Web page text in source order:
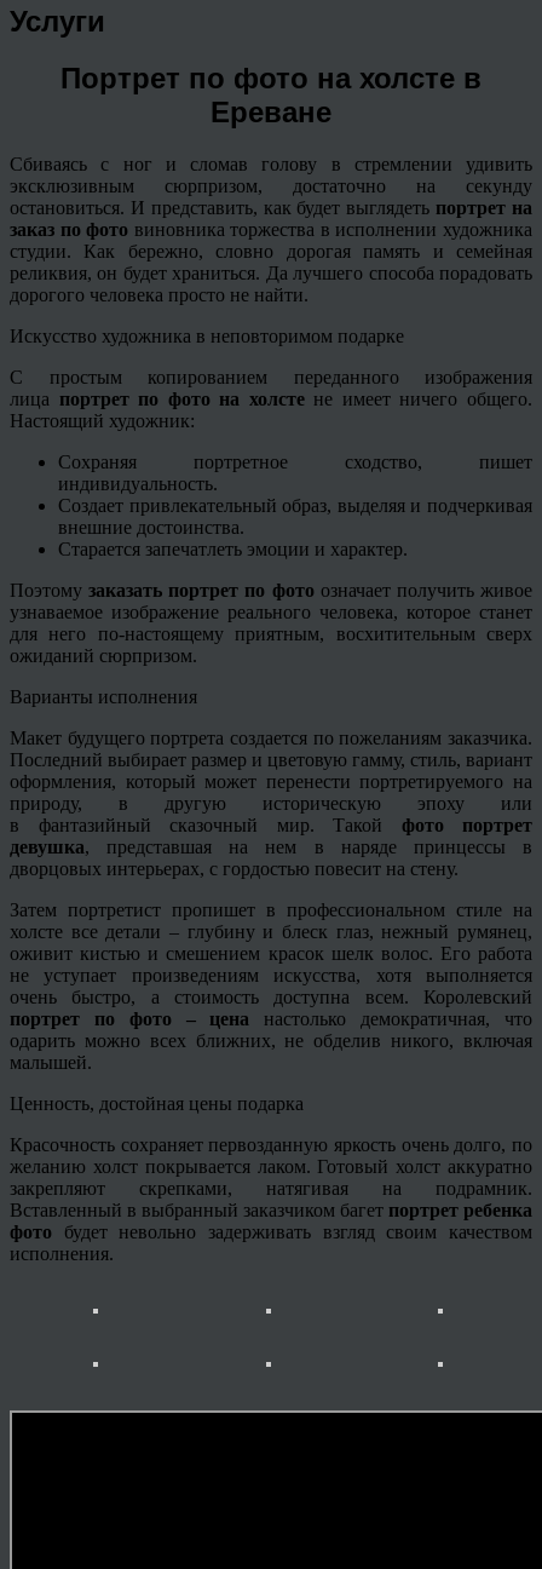
Услуги
Портрет по фото на холсте в
Ереване
Сбиваясь с ног и сломав голову в стремлении удивить
эксклюзивным сюрпризом, достаточно на секунду
остановиться. И представить, как будет выглядеть портрет на
заказ по фото виновника торжества в исполнении художника
студии. Как бережно, словно дорогая память и семейная
реликвия, он будет храниться. Да лучшего способа порадовать
дорогого человека просто не найти.
Искусство художника в неповторимом подарке
С простым копированием переданного изображения
лица портрет по фото на холстене имеет ничего общего.
Настоящий художник:
Сохраняя портретное сходство, пишет
индивидуальность.
Создает привлекательный образ, выделяя и подчеркивая
внешние достоинства.
Старается запечатлеть эмоции и характер.
Поэтомузаказать портрет по фотоозначает получить живое
узнаваемое изображение реального человека, которое станет
для него по-настоящему приятным, восхитительным сверх
ожиданий сюрпризом.
Варианты исполнения
Макет будущего портрета создается по пожеланиям заказчика.
Последний выбирает размер и цветовую гамму, стиль, вариант
оформления, который может перенести портретируемого на
природу, в другую историческую эпоху или
в фантазийный сказочный мир. Такой фото портрет
девушка, представшая на нем в наряде принцессы в
дворцовых интерьерах, с гордостью повесит на стену.
Затем портретист пропишет в профессиональном стиле на
холсте все детали – глубину и блеск глаз, нежный румянец,
оживит кистью и смешением красок шелк волос. Его работа
не уступает произведениям искусства, хотя выполняется
очень быстро, а стоимость доступна всем. Королевский
портрет по фото – цена настолько демократичная, что
одарить можно всех ближних, не обделив никого, включая
малышей.
Ценность, достойная цены подарка
Красочность сохраняет первозданную яркость очень долго, по
желанию холст покрывается лаком. Готовый холст аккуратно
закрепляют скрепками, натягивая на подрамник.
Вставленный в выбранный заказчиком багет портрет ребенка
фото будет невольно задерживать взгляд своим качеством
исполнения.